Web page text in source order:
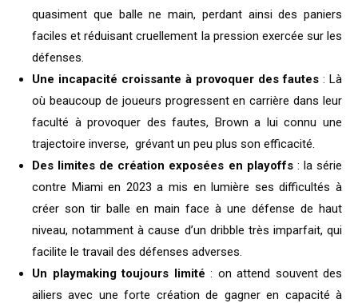
quasiment que balle ne main, perdant ainsi des paniers
faciles et réduisant cruellement la pression exercée sur les
défenses.
Une incapacité croissante à provoquer des fautes : Là
où beaucoup de joueurs progressent en carrière dans leur
faculté à provoquer des fautes, Brown a lui connu une
trajectoire inverse, grévant un peu plus son efficacité.
Des limites de création exposées en playoffs: la série
contre Miami en 2023 a mis en lumière ses difficultés à
créer son tir balle en main face à une défense de haut
niveau, notamment à cause d’un dribble très imparfait, qui
facilite le travail des défenses adverses.
Un playmaking toujours limité : on attend souvent des
ailiers avec une forte création de gagner en capacité à